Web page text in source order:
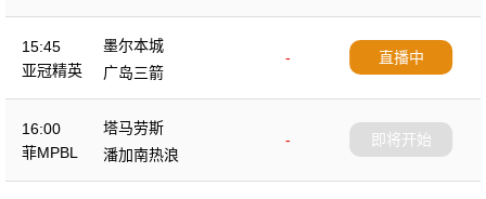
15:45
亚冠精英
墨尔本城
-
广岛三箭
直播中
16:00
菲MPBL
塔马劳斯
-
潘加南热浪
即将开始